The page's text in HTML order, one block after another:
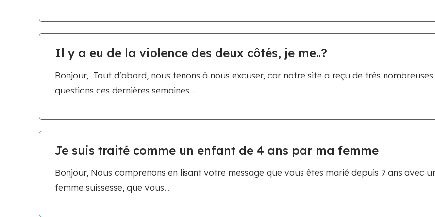
Il y a eu de la violence des deux côtés, je me..?
Bonjour, Tout d'abord, nous tenons à nous excuser, car notre site a reçu de très nombreuses
questions ces dernières semaines...
Je suis traité comme un enfant de 4 ans par ma femme
Bonjour, Nous comprenons en lisant votre message que vous êtes marié depuis 7 ans avec
femme suissesse, que vous...